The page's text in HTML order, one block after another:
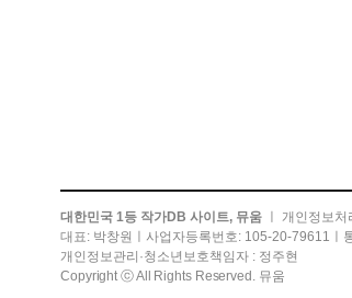
대한민국 1등 작가DB 사이트, 뮤움 개인정보처
대표: 박창원ㅣ사업자등록번호: 105-20-79611ㅣ
개인정보관리·청소년보호책임자 : 정주현
Copyright ⓒ All Rights Reserved. 뮤움